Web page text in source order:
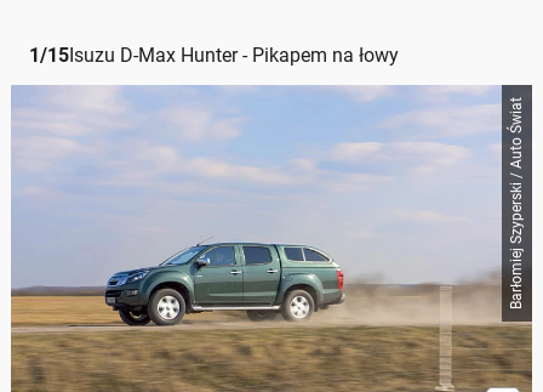
1/15 Isuzu D-Max Hunter - Pikapem na łowy
Barłomiej Szyperski / Auto Świat